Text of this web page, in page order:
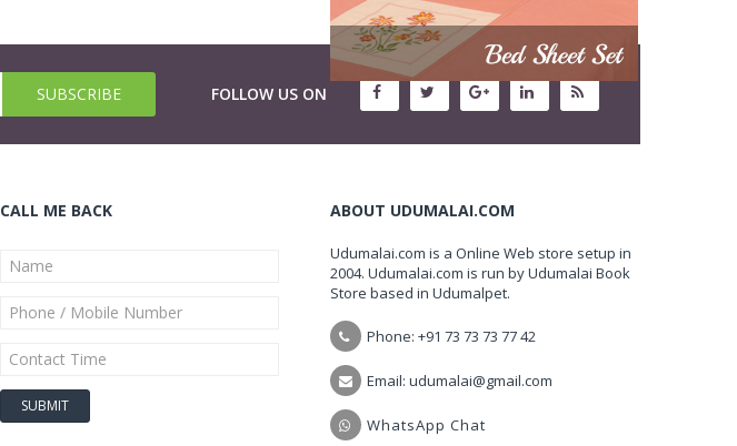
FOLLOW US ON
CALL ME BACK ABOUT UDUMALAI.COM
Udumalai.com is a Online Web store setup in
2004. Udumalai.com is run by Udumalai Book
Store based in Udumalpet.
Phone: +91 73 73 73 77 42
Email: udumalai@gmail.com
WhatsApp Chat